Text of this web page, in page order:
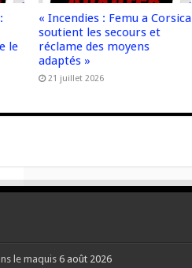
le
« Incendies : Femu a Corsica
soutient les secours et
réclame des moyens
adaptés »
21 juillet 2026
le maquis 6 août 2026